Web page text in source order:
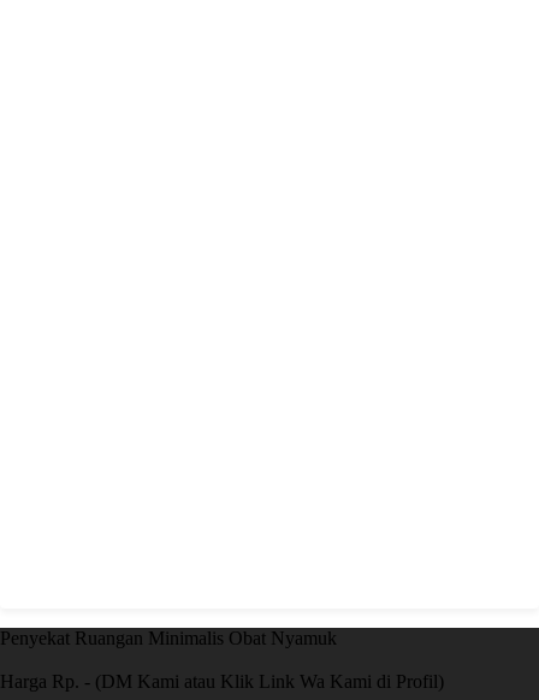
Penyekat Ruangan Minimalis Obat Nyamuk
Harga Rp. - (DM Kami atau Klik Link Wa Kami di Profil)